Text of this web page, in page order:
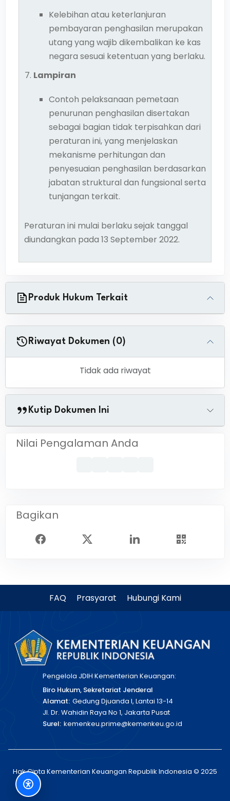
Kelebihan atau keterlanjuran
pembayaran penghasilan merupakan
utang yang wajib dikembalikan ke kas
negara sesuai ketentuan yang berlaku.
Lampiran
Contoh pelaksanaan pemetaan
penurunan penghasilan disertakan
sebagai bagian tidak terpisahkan dari
peraturan ini, yang menjelaskan
mekanisme perhitungan dan
penyesuaian penghasilan berdasarkan
jabatan struktural dan fungsional serta
tunjangan terkait.
Peraturan ini mulai berlaku sejak tanggal
diundangkan pada 13 September 2022.
Produk Hukum Terkait
Riwayat Dokumen (0)
Tidak ada riwayat
Kutip Dokumen Ini
Nilai Pengalaman Anda
Bagikan
FAQ Prasyarat Hubungi Kami
Pengelola JDIH Kementerian Keuangan:
Biro Hukum, Sekretariat Jenderal
Alamat: Gedung Djuanda I, Lantai 13-14
Jl. Dr. Wahidin Raya No 1, Jakarta Pusat
Surel: kemenkeu.prime@kemenkeu.go.id
Hak Cipta Kementerian Keuangan Republik Indonesia © 2025